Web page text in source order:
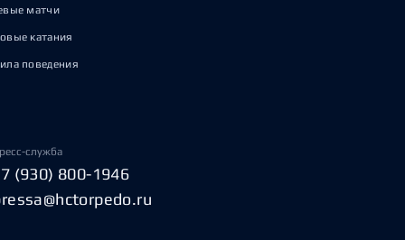
матчи
катания
поведения
служба
(930) 800-1946